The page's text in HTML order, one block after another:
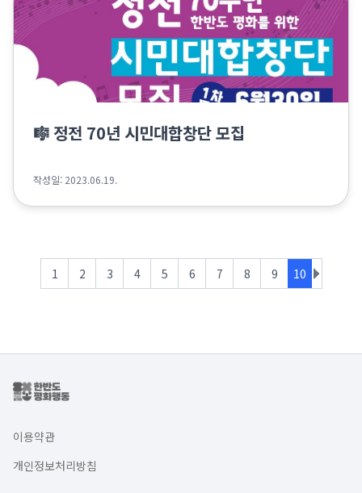
🎼 정전 70년 시민대합창단 모집
작성일: 2023.06.19.
1 2 3 4 5 6 7 8 9 10
이용약관
개인정보처리방침